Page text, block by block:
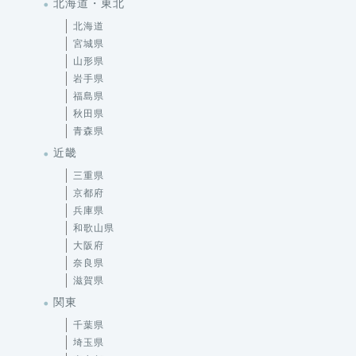
北海道・東北
北海道
宮城県
山形県
岩手県
福島県
秋田県
青森県
近畿
三重県
京都府
兵庫県
和歌山県
大阪府
奈良県
滋賀県
関東
千葉県
埼玉県